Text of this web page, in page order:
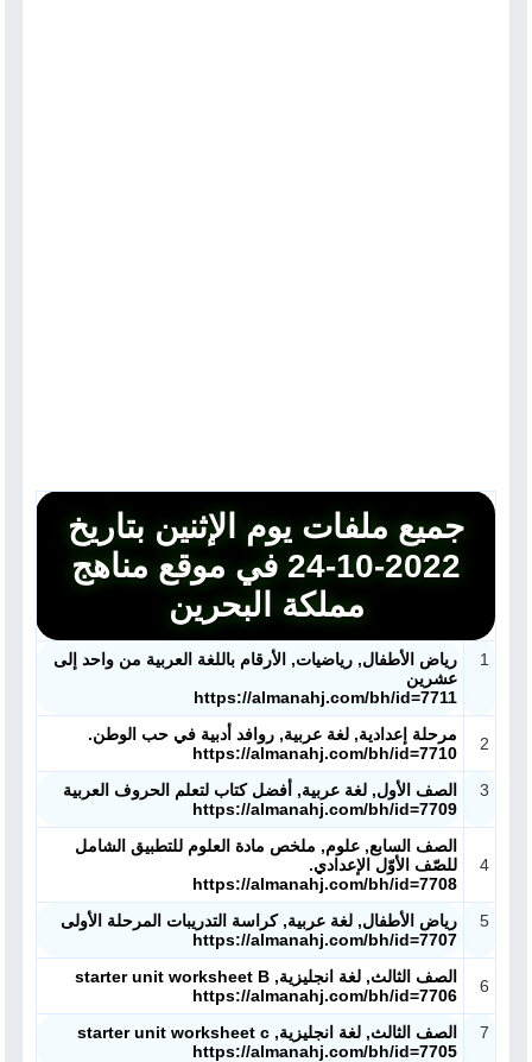
جميع ملفات يوم الإثنين بتاريخ
2022-10-24 في موقع مناهج
مملكة البحرين
1
رياض الأطفال, رياضيات, الأرقام باللغة العربية من واحد إلى
عشرين
https://almanahj.com/bh/id=7711
2
مرحلة إعدادية, لغة عربية, روافد أدبية في حب الوطن.
https://almanahj.com/bh/id=7710
3
الصف الأول, لغة عربية, أفضل كتاب لتعلم الحروف العربية
https://almanahj.com/bh/id=7709
4
الصف السابع, علوم, ملخص مادة العلوم للتطبيق الشامل
للصّف الأوّل الإعدادي.
https://almanahj.com/bh/id=7708
5
رياض الأطفال, لغة عربية, كراسة التدريبات المرحلة الأولى
https://almanahj.com/bh/id=7707
6
الصف الثالث, لغة انجليزية, starter unit worksheet B
https://almanahj.com/bh/id=7706
7
الصف الثالث, لغة انجليزية, starter unit worksheet c
https://almanahj.com/bh/id=7705